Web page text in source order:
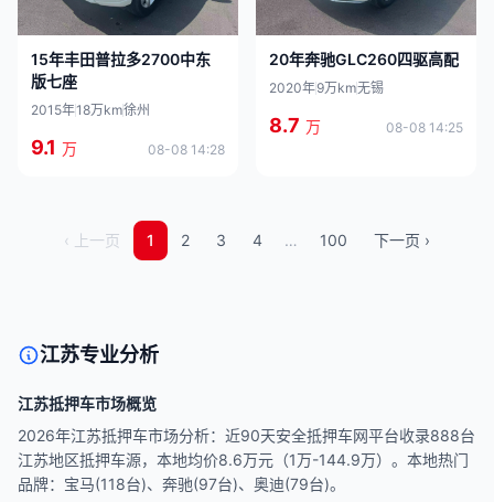
15年丰田普拉多2700中东
版七座
2015年18万km徐州
9.1 万 08-08 14:28
20年奔驰GLC260四驱高配
2020年9万km无锡
8.7 万 08-08 14:25
‹ 上一页 1 2 3 4 … 100 下一页 ›
江苏专业分析
江苏抵押车市场概览
2026年江苏抵押车市场分析：近90天安全抵押车网平台收录888台
江苏地区抵押车源，本地均价8.6万元（1万-144.9万）。本地热门
品牌：宝马(118台)、奔驰(97台)、奥迪(79台)。